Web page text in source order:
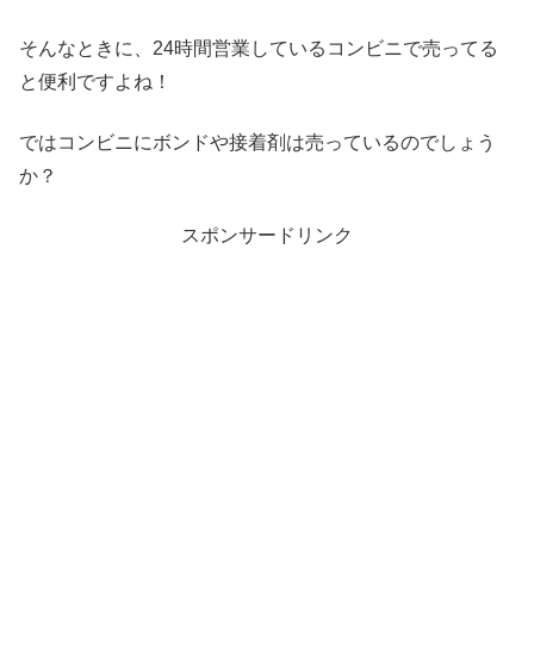
そんなときに、24時間営業しているコンビニで売ってる
と便利ですよね！
ではコンビニにボンドや接着剤は売っているのでしょう
か？
スポンサードリンク